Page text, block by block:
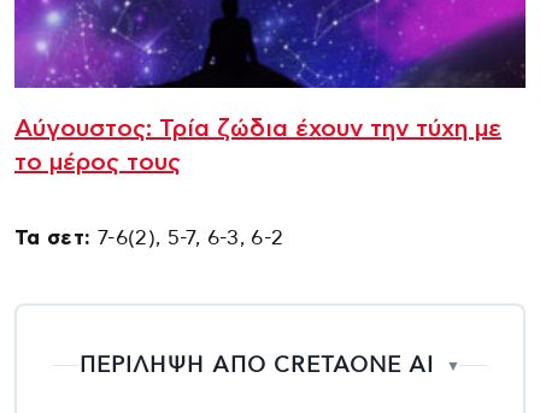
Αύγουστος: Τρία ζώδια έχουν την τύχη με
το μέρος τους
Τα σετ: 7-6(2), 5-7, 6-3, 6-2
ΠΕΡΙΛΗΨΗ ΑΠΟ CRETAONE AI ▼